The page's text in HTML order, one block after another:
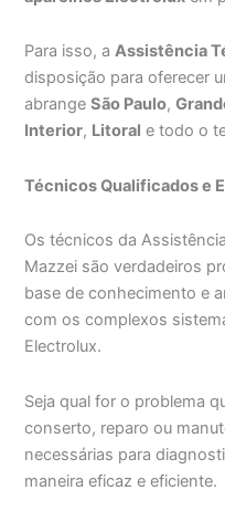
Para isso, aAssistência
disposição para oferecer
abrangeSão Paulo,
Interior, Litoral e todo o
Técnicos Qualificados e
Os técnicos da
Mazzei são verdadeiros
base de conhecimento e
com os complexos
Electrolux.
Seja qual for o problema
conserto, reparo ou
necessárias para
maneira eficaz e eficiente.